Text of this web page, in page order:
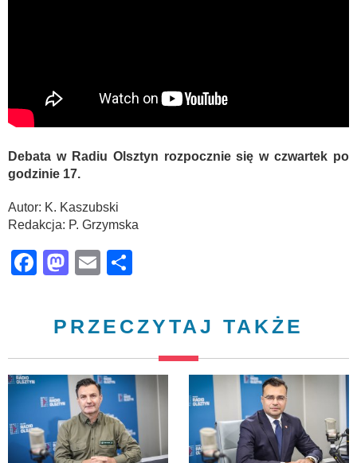
Debata w Radiu Olsztyn rozpocznie się w czwartek po
godzinie 17.
Autor: K. Kaszubski
Redakcja: P. Grzymska
Facebook
Mastodon
Email
PRZECZYTAJ TAKŻE